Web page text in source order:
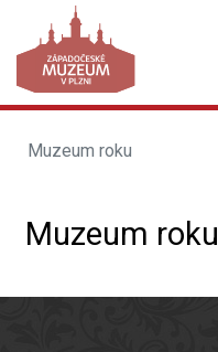
Muzeum roku
Muzeum roku